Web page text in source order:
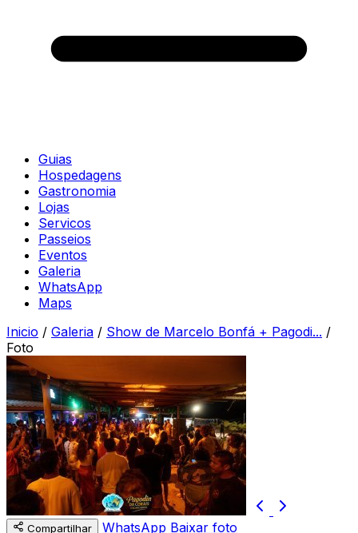
Guias
Hospedagens
Gastronomia
Lojas
Servicos
Passeios
Eventos
Galeria
WhatsApp
Maps
Inicio / Galeria / Show de Marcelo Bonfá + Pagodi... /
Foto
Compartilhar WhatsApp Baixar foto